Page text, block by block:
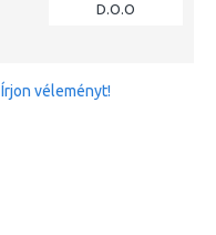
D.O.O
Írjon véleményt!